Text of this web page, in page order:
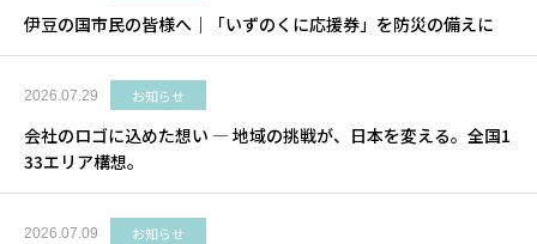
伊豆の国市民の皆様へ｜「いずのくに応援券」を防災の備えに
2026.07.29 お知らせ
会社のロゴに込めた想い ― 地域の挑戦が、日本を変える。全国1
33エリア構想。
2026.07.09 お知らせ